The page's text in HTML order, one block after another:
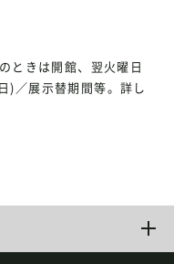
ときは開館、翌火曜日
)／展示替期間等。詳し